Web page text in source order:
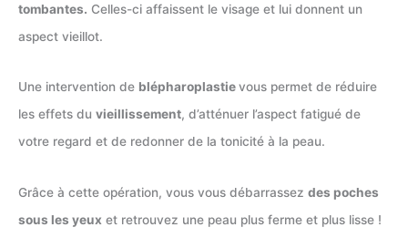
tombantes. Celles-ci affaissent le visage et lui donnent un
aspect vieillot.
Une intervention de blépharoplastievous permet de réduire
les effets du vieillissement, d’atténuer l’aspect fatigué de
votre regard et de redonner de la tonicité à la peau.
Grâce à cette opération, vous vous débarrassez des poches
sous les yeux et retrouvez une peau plus ferme et plus lisse !